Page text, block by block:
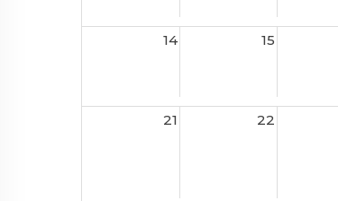
14 15
21 22